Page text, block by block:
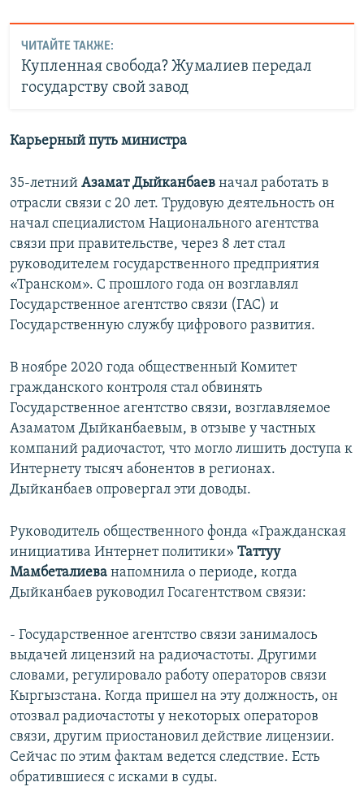
ЧИТАЙТЕ ТАКЖЕ:
Купленная свобода? Жумалиев передал
государству свой завод
Карьерный путь министра
35-летний Азамат Дыйканбаев начал работать в
отрасли связи с 20 лет. Трудовую деятельность он
начал специалистом Национального агентства
связи при правительстве, через 8 лет стал
руководителем государственного предприятия
«Транском». С прошлого года он возглавлял
Государственное агентство связи (ГАС) и
Государственную службу цифрового развития.
В ноябре 2020 года общественный Комитет
гражданского контроля стал обвинять
Государственное агентство связи, возглавляемое
Азаматом Дыйканбаевым, в отзыве у частных
компаний радиочастот, что могло лишить доступа к
Интернету тысяч абонентов в регионах.
Дыйканбаев опровергал эти доводы.
Руководитель общественного фонда «Гражданская
инициатива Интернет политики» Таттуу
Мамбеталиева напомнила о периоде, когда
Дыйканбаев руководил Госагентством связи:
- Государственное агентство связи занималось
выдачей лицензий на радиочастоты. Другими
словами, регулировало работу операторов связи
Кыргызстана. Когда пришел на эту должность, он
отозвал радиочастоты у некоторых операторов
связи, другим приостановил действие лицензии.
Сейчас по этим фактам ведется следствие. Есть
обратившиеся с исками в суды.